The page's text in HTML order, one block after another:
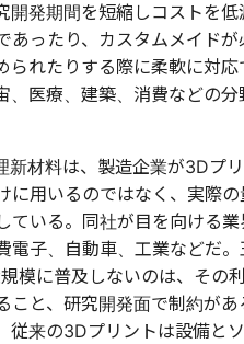
開発期間を短縮しコストを低
あったり、カスタムメイドが
られたりする際に柔軟に対応
、医療、建築、消費などの分
材料は、製造企業が3Dプリ
に用いるのではなく、実際の
ている。同社が目を向ける業
電子、自動車、工業などだ。
模に普及しないのは、その
こと、研究開発面で制約があ
従来の3Dプリントは設備とソ